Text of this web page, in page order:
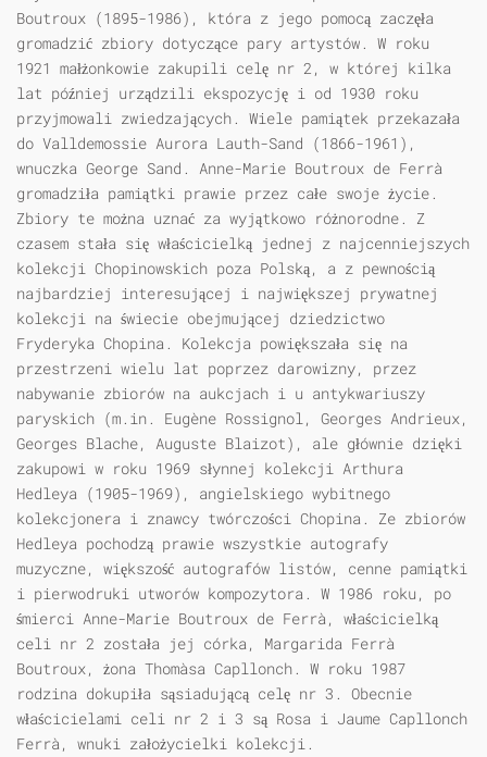
Boutroux (1895-1986), która z jego pomocą zaczęła
gromadzić zbiory dotyczące pary artystów. W roku
1921 małżonkowie zakupili celę nr 2, w której kilka
lat później urządzili ekspozycję i od 1930 roku
przyjmowali zwiedzających. Wiele pamiątek przekazała
do Valldemossie Aurora Lauth-Sand (1866-1961),
wnuczka George Sand. Anne-Marie Boutroux de Ferrà
gromadziła pamiątki prawie przez całe swoje życie.
Zbiory te można uznać za wyjątkowo różnorodne. Z
czasem stała się właścicielką jednej z najcenniejszych
kolekcji Chopinowskich poza Polską, a z pewnością
najbardziej interesującej i największej prywatnej
kolekcji na świecie obejmującej dziedzictwo
Fryderyka Chopina. Kolekcja powiększała się na
przestrzeni wielu lat poprzez darowizny, przez
nabywanie zbiorów na aukcjach i u antykwariuszy
paryskich (m.in. Eugène Rossignol, Georges Andrieux,
Georges Blache, Auguste Blaizot), ale głównie dzięki
zakupowi w roku 1969 słynnej kolekcji Arthura
Hedleya (1905-1969), angielskiego wybitnego
kolekcjonera i znawcy twórczości Chopina. Ze zbiorów
Hedleya pochodzą prawie wszystkie autografy
muzyczne, większość autografów listów, cenne pamiątki
i pierwodruki utworów kompozytora. W 1986 roku, po
śmierci Anne-Marie Boutroux de Ferrà, właścicielką
celi nr 2 została jej córka, Margarida Ferrà
Boutroux, żona Thomàsa Capllonch. W roku 1987
rodzina dokupiła sąsiadującą celę nr 3. Obecnie
właścicielami celi nr 2 i 3 są Rosa i Jaume Capllonch
Ferrà, wnuki założycielki kolekcji.